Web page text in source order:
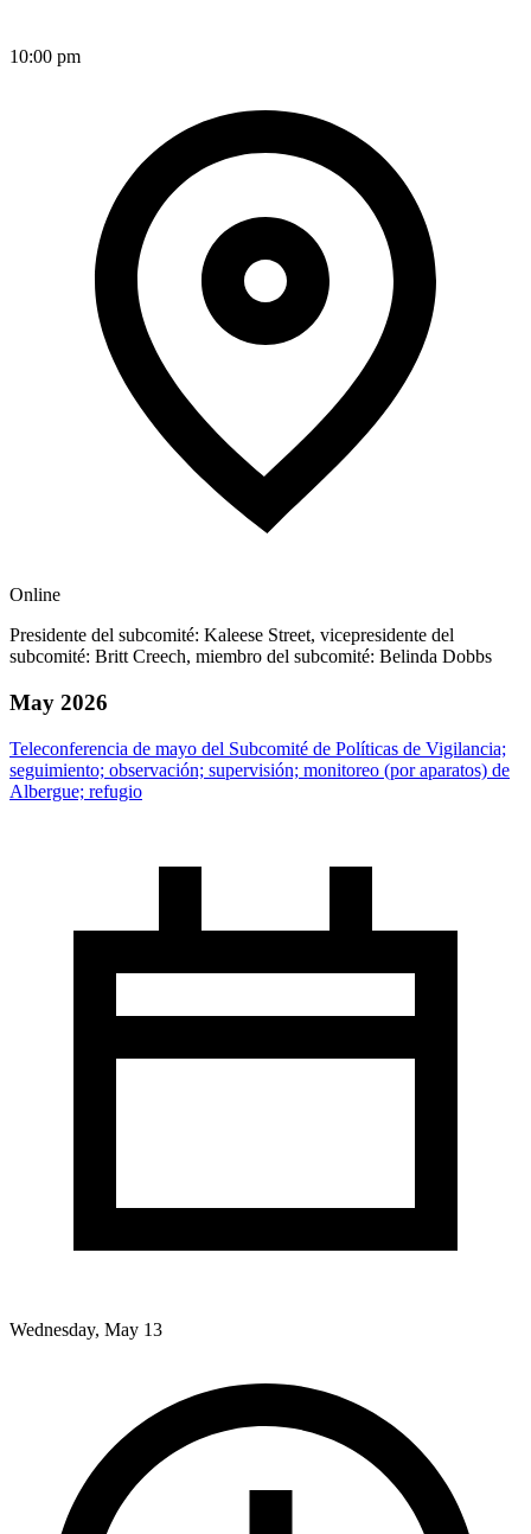
10:00 pm
Online
Presidente del subcomité: Kaleese Street, vicepresidente del
subcomité: Britt Creech, miembro del subcomité: Belinda Dobbs
May 2026
Teleconferencia de mayo del Subcomité de Políticas de Vigilancia;
seguimiento; observación; supervisión; monitoreo (por aparatos) de
Albergue; refugio
Wednesday, May 13